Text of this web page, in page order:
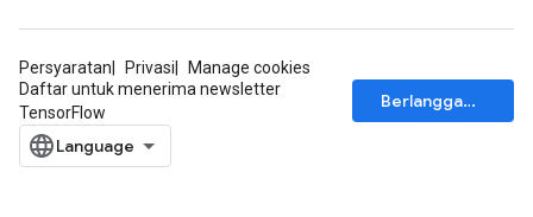
Persyaratan Privasi
Manage cookies
Daftar untuk menerima newsletter
TensorFlow
Berlangganan